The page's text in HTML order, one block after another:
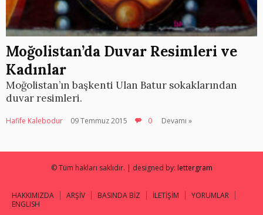
Moğolistan’da Duvar Resimleri ve
Kadınlar
Moğolistan’ın başkenti Ulan Batur sokaklarından
duvar resimleri.
Hafife Kalebodur 09 Temmuz 2015 0 Devamı »
© Tüm hakları saklıdır. | designed by: lettergram
HAKKIMIZDA ARŞİV BASINDA BİZ İLETİŞİM
YORUMLAR
ENGLISH